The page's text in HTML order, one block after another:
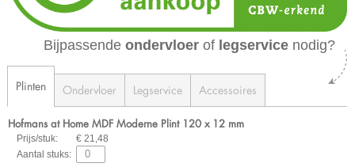
Bijpassende ondervloer of legservice nodig?
Plinten Ondervloer Legservice Accessoires
Hofmans at Home MDF Moderne Plint 120 x 12 mm
Prijs/stuk:
€ 21,48
Aantal stuks: